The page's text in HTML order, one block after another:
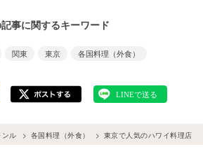
事に関するキーワード
関東 東京 各国料理（外食）
ンル 各国料理（外食） 東京で人気のハワイ料理店